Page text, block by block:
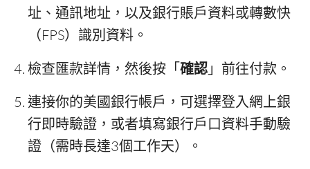
址、通訊地址，以及銀行賬戶資料或轉數快
（FPS）識別資料。
檢查匯款詳情，然後按「確認 」前往付款。
連接你的美國銀行帳戶，可選擇登入網上銀
行即時驗證，或者填寫銀行戶口資料手動驗
證（需時長達3個工作天）。